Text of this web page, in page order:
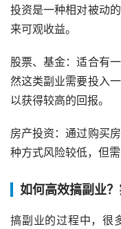
投资是一种相对被动
来可观收益。
股票、基金：适合有
然这类副业需要投入
以获得较高的回报。
房产投资：通过购买
种方式风险较低，但
如何高效搞副业
搞副业的过程中，很